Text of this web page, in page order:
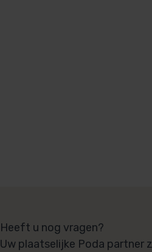
Heeft u nog vragen?
Uw plaatselijke Poda partner